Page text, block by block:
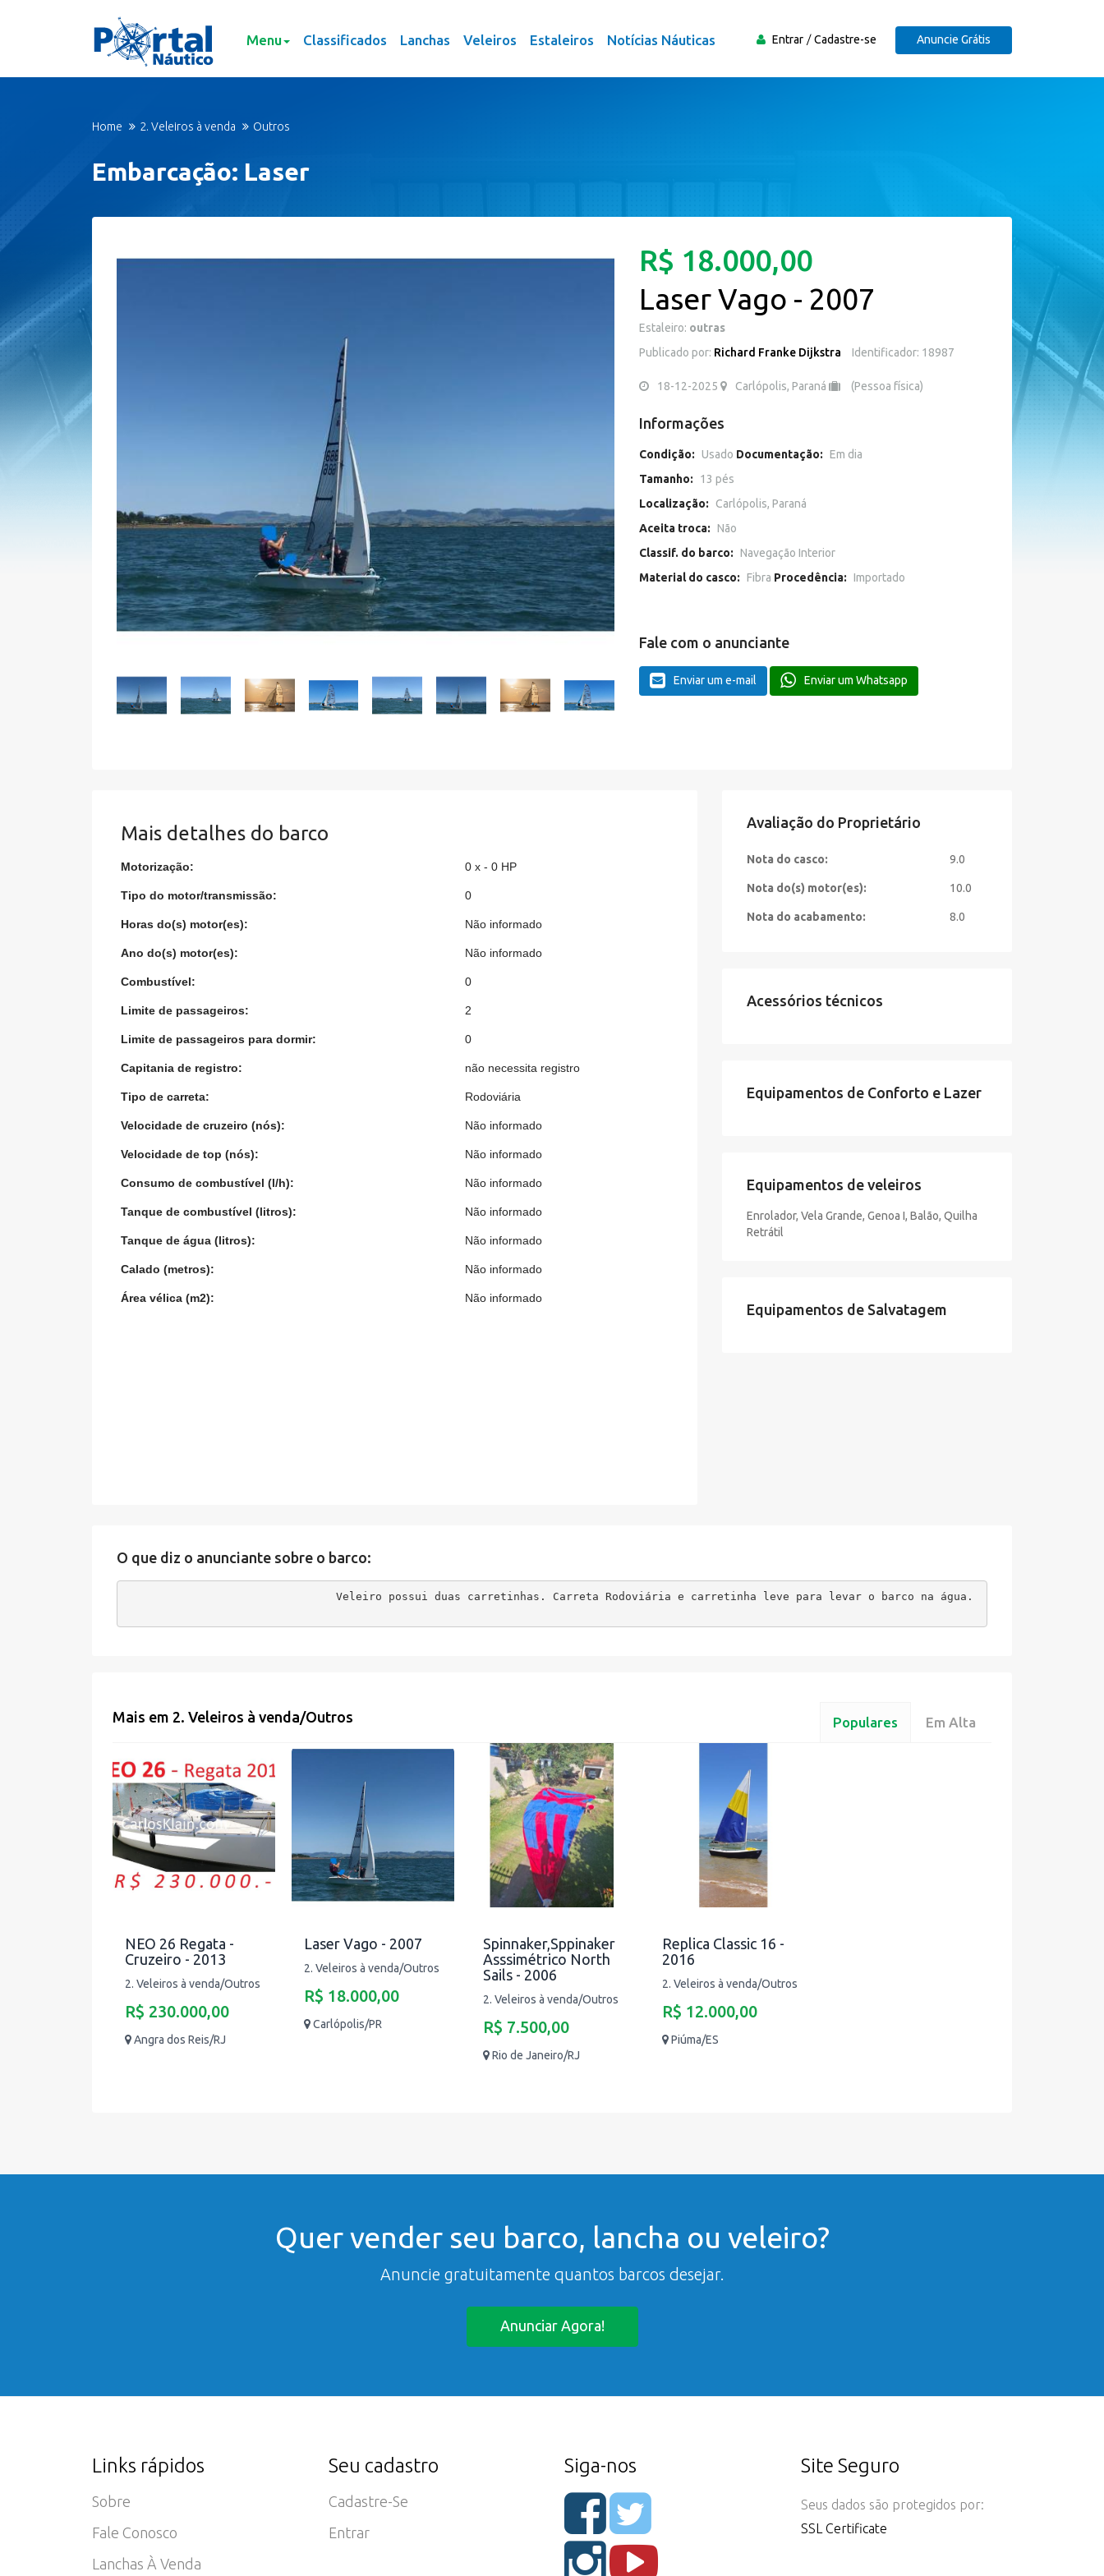
Menu Classificados Lanchas Veleiros Estaleiros Notícias Náuticas Entrar Cadastre-se Anuncie Grátis
Home 2. Veleiros à venda Outros
Embarcação: Laser
R$ 18.000,00
Laser Vago - 2007
Estaleiro: outras
Publicado por: Richard Franke Dijkstra Identificador: 18987
18-12-2025 Carlópolis, Paraná (Pessoa física)
Informações
Condição: Usado Documentação: Em dia
Tamanho:
13 pés
Localização:
Carlópolis, Paraná
Aceita troca: Não
Classif. do barco: Navegação Interior
Material do casco: Fibra Procedência: Importado
Fale com o anunciante
Enviar um e-mail Enviar um Whatsapp
Mais detalhes do barco
Motorização: 0 x - 0 HP
Tipo do motor/transmissão: 0
Horas do(s) motor(es): Não informado
Ano do(s) motor(es): Não informado
Combustível: 0
Limite de passageiros: 2
Limite de passageiros para dormir: 0
Capitania de registro: não necessita registro
Tipo de carreta: Rodoviária
Velocidade de cruzeiro (nós): Não informado
Velocidade de top (nós): Não informado
Consumo de combustível (l/h): Não informado
Tanque de combustível (litros): Não informado
Tanque de água (litros): Não informado
Calado (metros): Não informado
Área vélica (m2): Não informado
Avaliação do Proprietário
Nota do casco: 9.0
Nota do(s) motor(es): 10.0
Nota do acabamento: 8.0
Acessórios técnicos
Equipamentos de Conforto e Lazer
Equipamentos de veleiros
Enrolador, Vela Grande, Genoa I, Balão, Quilha
Retrátil
Equipamentos de Salvatagem
O que diz o anunciante sobre o barco:
Veleiro possui duas carretinhas. Carreta Rodoviária e carretinha leve para levar o barco na água.
Mais em 2. Veleiros à venda/Outros Populares Em Alta
NEO 26 Regata -
Cruzeiro - 2013
2. Veleiros à venda/Outros
R$ 230.000,00
Angra dos Reis/RJ
Laser Vago - 2007
2. Veleiros à venda/Outros
R$ 18.000,00
Carlópolis/PR
Spinnaker,Sppinaker
Asssimétrico North
Sails - 2006
2. Veleiros à venda/Outros
R$ 7.500,00
Rio de Janeiro/RJ
Replica Classic 16 -
2016
2. Veleiros à venda/Outros
R$ 12.000,00
Piúma/ES
Quer vender seu barco, lancha ou veleiro?
Anuncie gratuitamente quantos barcos desejar.
Anunciar Agora!
Links rápidos
Sobre
Fale Conosco
Lanchas À Venda
Seu cadastro
Cadastre-Se
Entrar
Siga-nos Site Seguro
Seus dados são protegidos por:
SSL Certificate